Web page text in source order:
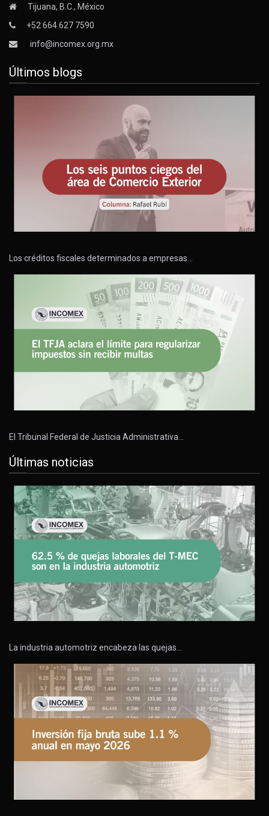
Tijuana, B.C., México
+52 664 627 7590
info@incomex.org.mx
Últimos blogs
Los créditos fiscales determinados a empresas…
El Tribunal Federal de Justicia Administrativa…
Últimas noticias
La industria automotriz encabeza las quejas…